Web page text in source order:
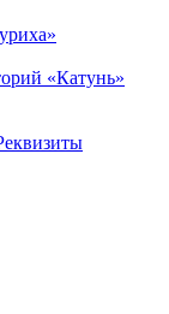
«Катунь»